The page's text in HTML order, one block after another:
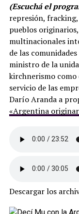
(Escuchá el
represión,
pueblos
multinacionales
de las
ministro de la
kirchnerismo como
servicio de las
Darío Aranda a
«Argentina
Descargar los